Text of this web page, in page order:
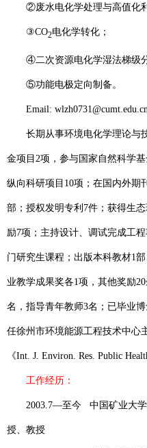
②废水电化学处理与高值化
③CO2电化学转化；
④二次资源电化学湿法梯级
⑤功能电极定向制备。
Email: wlzh0731@cumt.edu.cn
长期从事环境电化学理论与
金项目 2项，参与国家自然科学
纵向科研项目 10项；在国内外期
部；授权发明专利 7件；获得生
励7项；主持设计、调试完成工程
门研究生课程；出版本科教材1
业教学成果奖各1项，其他奖励20
名，指导青年教师3名；已毕业
任徐州市环境能源工程技术中心
《Int. J. Environ. Res. Public
工作经历：
2003.7—至今 中国矿业大
授、教授